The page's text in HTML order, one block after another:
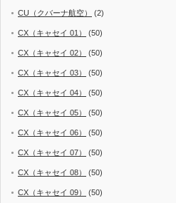
CU（クバーナ航空） (2)
CX（キャセイ 01） (50)
CX（キャセイ 02） (50)
CX（キャセイ 03） (50)
CX（キャセイ 04） (50)
CX（キャセイ 05） (50)
CX（キャセイ 06） (50)
CX（キャセイ 07） (50)
CX（キャセイ 08） (50)
CX（キャセイ 09） (50)